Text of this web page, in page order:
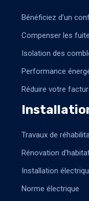
Bénéficiez d’un
Compenser les
Isolation des
Performance
Réduire votre
Travaux de
Rénovation
Installation
Norme électrique